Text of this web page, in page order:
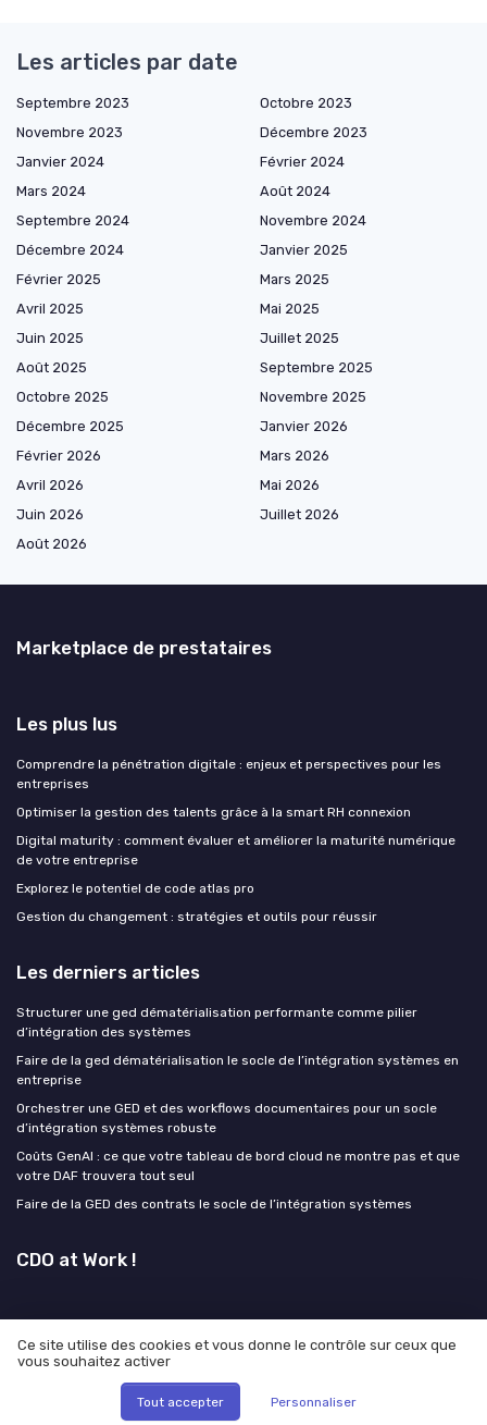
Les articles par date
Septembre 2023
Octobre 2023
Novembre 2023
Décembre 2023
Janvier 2024
Février 2024
Mars 2024
Août 2024
Septembre 2024
Novembre 2024
Décembre 2024
Janvier 2025
Février 2025
Mars 2025
Avril 2025
Mai 2025
Juin 2025
Juillet 2025
Août 2025
Septembre 2025
Octobre 2025
Novembre 2025
Décembre 2025
Janvier 2026
Février 2026
Mars 2026
Avril 2026
Mai 2026
Juin 2026
Juillet 2026
Août 2026
Marketplace de prestataires
Les plus lus
Comprendre la pénétration digitale : enjeux et perspectives pour les
entreprises
Optimiser la gestion des talents grâce à la smart RH connexion
Digital maturity : comment évaluer et améliorer la maturité numérique
de votre entreprise
Explorez le potentiel de code atlas pro
Gestion du changement : stratégies et outils pour réussir
Les derniers articles
Structurer une ged dématérialisation performante comme pilier
d’intégration des systèmes
Faire de la ged dématérialisation le socle de l’intégration systèmes en
entreprise
Orchestrer une GED et des workflows documentaires pour un socle
d’intégration systèmes robuste
Coûts GenAI : ce que votre tableau de bord cloud ne montre pas et que
votre DAF trouvera tout seul
Faire de la GED des contrats le socle de l’intégration systèmes
CDO at Work !
Mentions légales
© CDO at Work ! 2026
Ce site utilise des cookies et vous donne le contrôle sur ceux que
vous souhaitez activer
Tout accepter Personnaliser